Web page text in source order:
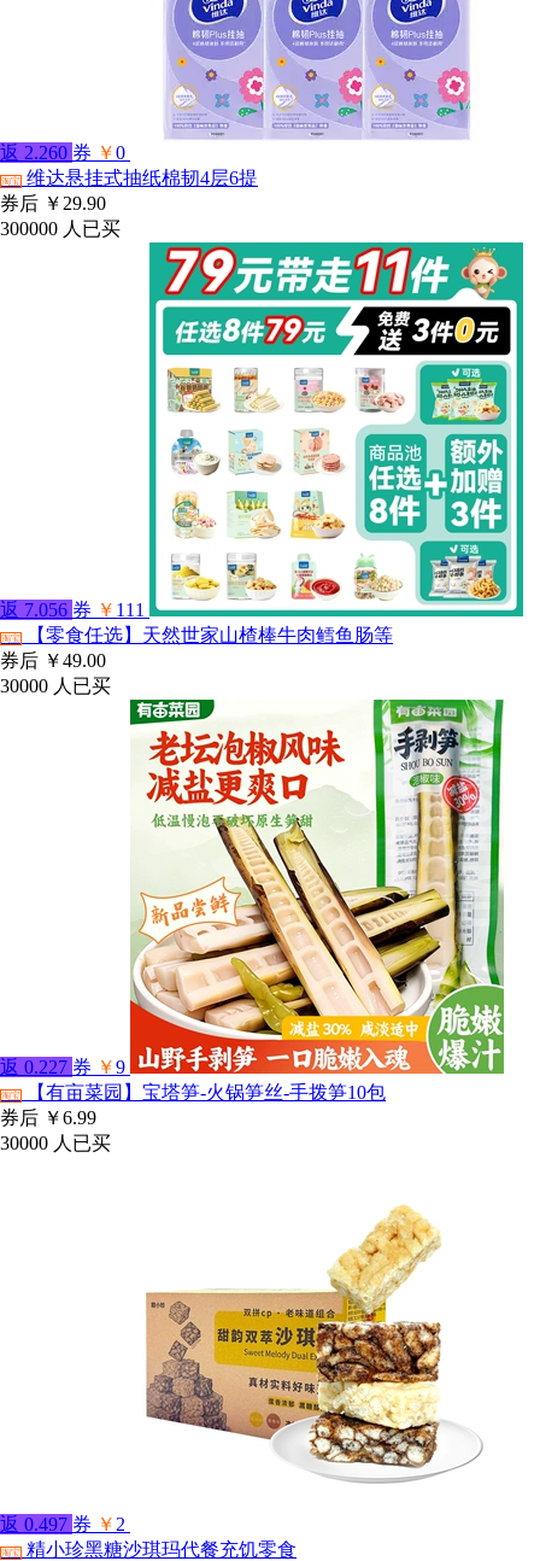
返 2.260 券 ￥0
淘宝 维达悬挂式抽纸棉韧4层6提
券后 ￥29.90
300000 人已买
返 7.056 券 ￥ 111
淘宝
【零食任选】天然世家山楂棒牛肉鳕鱼肠等
券后 ￥49.00
30000 人已买
返 0.227 券 ￥9
淘宝
【有亩菜园】宝塔笋-火锅笋丝-手拨笋10包
券后 ￥6.99
30000 人已买
返 0.497 券 ￥ 2
淘宝 精小珍黑糖沙琪玛代餐充饥零食